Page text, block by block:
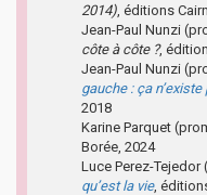
2014) , éditions
Jean-Paul Nunzi
côte à côte ?,
Jean-Paul Nunzi
gauche : ça n’existe
2018
Karine Parquet
Borée, 2024
Luce Perez-Tejedor
qu’est la vie,